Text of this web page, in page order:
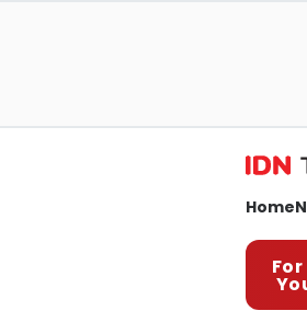
Home
For